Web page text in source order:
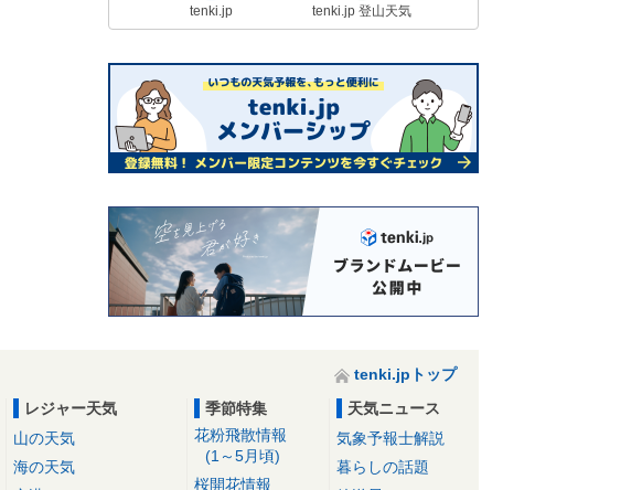
tenki.jp tenki.jp 登山天気
tenki.jpトップ
レジャー天気
山の天気
海の天気
季節特集
花粉飛散情報
(1～5月頃)
桜開花情報
天気ニュース
気象予報士解説
暮らしの話題